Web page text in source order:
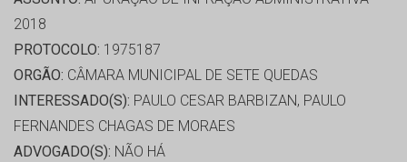
2018
PROTOCOLO: 1975187
ORGÃO: CÂMARA MUNICIPAL DE SETE QUEDAS
INTERESSADO(S): PAULO CESAR BARBIZAN, PAULO
FERNANDES CHAGAS DE MORAES
ADVOGADO(S): NÃO HÁ